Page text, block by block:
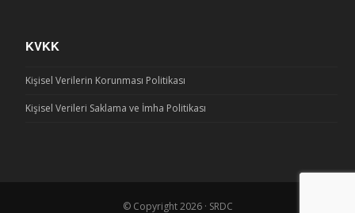
KVKK
Kişisel Verilerin Korunması Politikası
Kişisel Verileri Saklama ve İmha Politikası
© Copyright 2026 · SRDC